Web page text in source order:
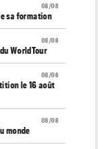
08/08
sa formation
08/08
WorldTour
08/08
le 16 août
08/08
monde